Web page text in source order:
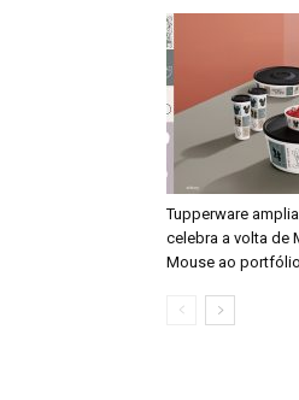
Tupperware
celebra a volta de
Mouse ao portfólio